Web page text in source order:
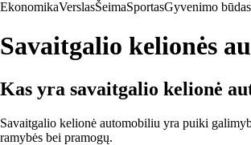
EkonomikaVerslasŠeimaSportasGyvenimo būdas
Savaitgalio kelionės
Kas yra savaitgalio kelionė
Savaitgalio kelionė automobiliu yra puiki
ramybės bei pramogų.